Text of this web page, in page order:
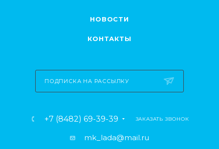
НОВОСТИ
КОНТАКТЫ
ПОДПИСКА НА РАССЫЛКУ
+7 (8482) 69-39-39 ЗАКАЗАТЬ ЗВОНОК
mk_lada@mail.ru